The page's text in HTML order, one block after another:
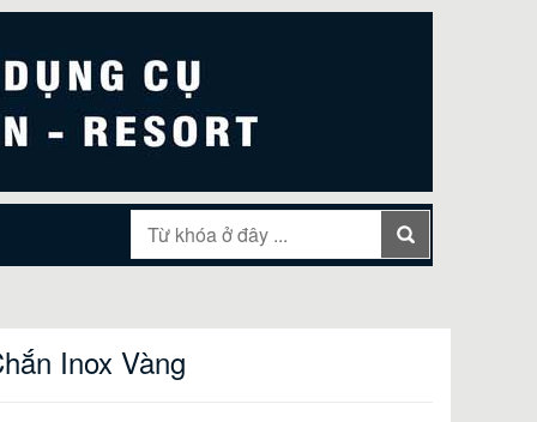
Inox Vàng